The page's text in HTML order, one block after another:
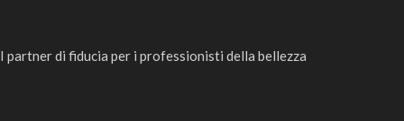
I partner di fiducia per i professionisti della bellezza